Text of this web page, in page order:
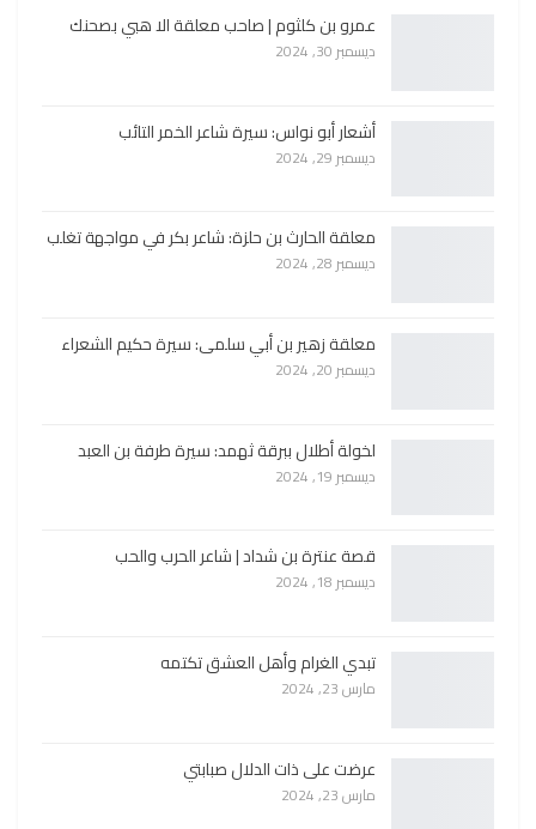
عمرو بن كلثوم | صاحب معلقة الا هبي بصحنك
ديسمبر 30, 2024
أشعار أبو نواس: سيرة شاعر الخمر التائب
ديسمبر 29, 2024
معلقة الحارث بن حلزة: شاعر بكر في مواجهة تغلب
ديسمبر 28, 2024
معلقة زهير بن أبي سلمى: سيرة حكيم الشعراء
ديسمبر 20, 2024
لخولة أطلال ببرقة ثهمد: سيرة طرفة بن العبد
ديسمبر 19, 2024
قصة عنترة بن شداد | شاعر الحرب والحب
ديسمبر 18, 2024
تبدي الغرام وأهل العشق تكتمه
مارس 23, 2024
عرضت على ذات الدلال صبابتي
مارس 23, 2024